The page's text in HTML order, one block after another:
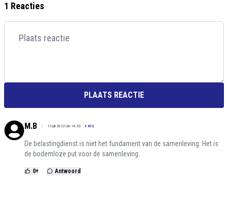
1 Reacties
PLAATS REACTIE
M.B 15 juli 2022 om 14:33 + 412
De belastingdienst is niet het fundament van de samenleving. Het is
de bodemloze put voor de samenleving.
0+ Antwoord